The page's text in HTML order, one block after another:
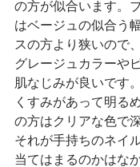
の方が似合います。
はベージュの似合う
スの方より狭いので
グレージュカラーや
肌なじみが良いです
くすみがあって明る
の方はクリアな色で
それが手持ちのネイ
当てはまるのかはな